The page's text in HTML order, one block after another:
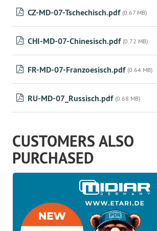
CZ-MD-07-Tschechisch.pdf (0.67 MB)
CHI-MD-07-Chinesisch.pdf (0.72 MB)
FR-MD-07-Franzoesisch.pdf (0.64 MB)
RU-MD-07_Russisch.pdf (0.68 MB)
CUSTOMERS ALSO
PURCHASED